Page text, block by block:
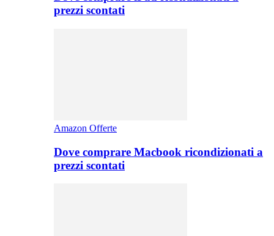
prezzi scontati
Amazon Offerte
Dove comprare Macbook ricondizionati a
prezzi scontati